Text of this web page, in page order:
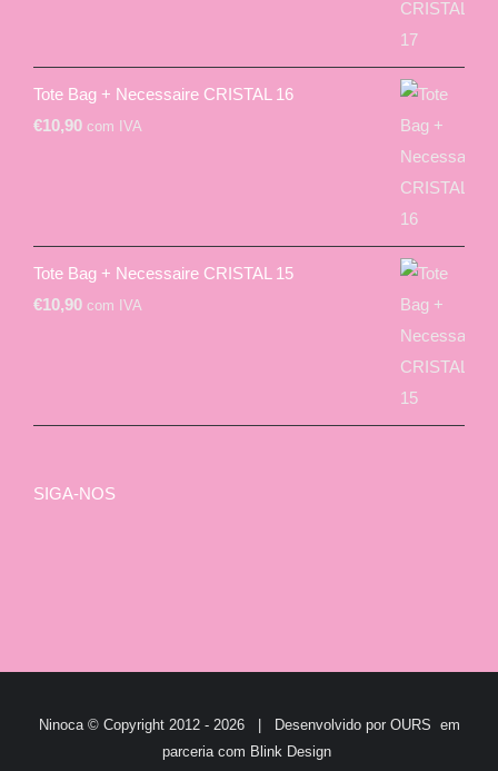
Tote Bag + Necessaire CRISTAL 16
€10,90 com IVA
Tote Bag + Necessaire CRISTAL 15
€10,90 com IVA
SIGA-NOS
Ninoca © Copyright 2012 - 2026 | Desenvolvido por OURS em
parceria com Blink Design